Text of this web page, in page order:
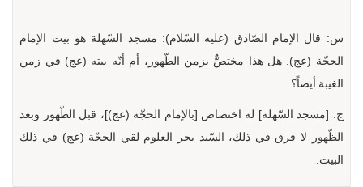
س: قال الإمام الصّادق (عليه السّلام): مسجد السّهلة هو بيت الإمام
الحجّة (عج). هل هذا مختصٌّ بزمن الظّهور، أم أنّه بيته (عج) في زمن
الغيبة أيضاً؟
ج: [مسجد السّهلة] له اختصاص [بالإمام الحجّة (عج)]، قبل الظّهور وبعد
الظّهور لا فرق في ذلك، السّيد بحر العلوم لقي الحجّة (عج) في ذلك
البيت.